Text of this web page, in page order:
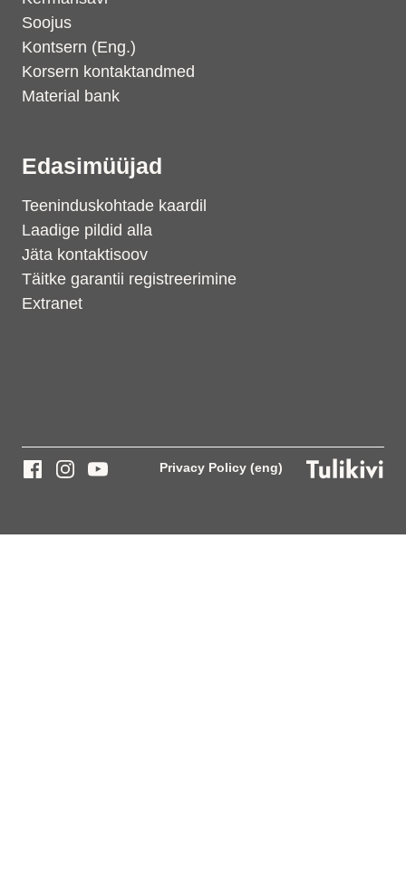
Soojus
Kontsern (Eng.)
Korsern kontaktandmed
Material bank
Edasimüüjad
Teeninduskohtade kaardil
Laadige pildid alla
Jäta kontaktisoov
Täitke garantii registreerimine
Extranet
Privacy Policy (eng)